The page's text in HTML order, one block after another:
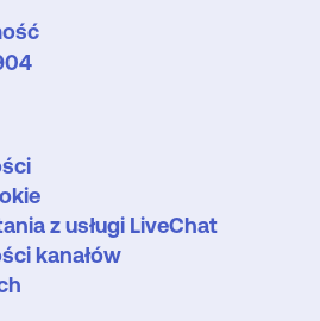
z usługi LiveChat
kanałów